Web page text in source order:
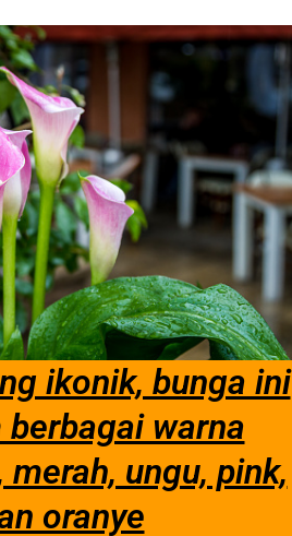
ikonik, bunga ini
warna
ungu, pink,
oranye